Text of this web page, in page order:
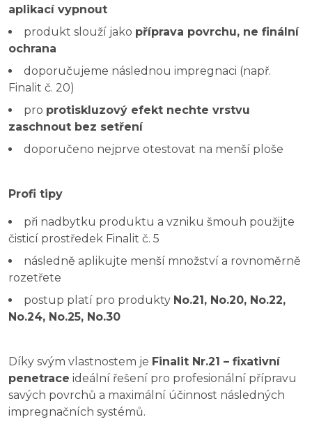
aplikací vypnout
produkt slouží jako příprava povrchu, ne finální
ochrana
doporučujeme následnou impregnaci (např.
Finalit č. 20)
pro protiskluzový efekt nechte vrstvu
zaschnout bez setření
doporučeno nejprve otestovat na menší ploše
Profi tipy
při nadbytku produktu a vzniku šmouh použijte
čisticí prostředek Finalit č. 5
následně aplikujte menší množství a rovnoměrně
rozetřete
postup platí pro produkty No.21, No.20, No.22,
No.24, No.25, No.30
Díky svým vlastnostem je Finalit Nr.21 – fixativní
penetrace ideální řešení pro profesionální přípravu
savých povrchů a maximální účinnost následných
impregnačních systémů.